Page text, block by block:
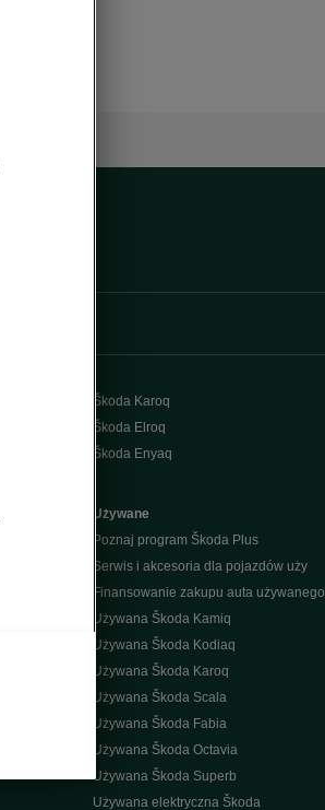
Škoda Karoq
Škoda Elroq
Škoda Enyaq
Używane
Poznaj program Škoda Plus
Serwis i akcesoria dla pojazdów uży
Finansowanie zakupu auta używanego
Używana Škoda Kamiq
Używana Škoda Kodiaq
Używana Škoda Karoq
Używana Škoda Scala
Używana Škoda Fabia
Używana Škoda Octavia
Używana Škoda Superb
Używana elektryczna Škoda